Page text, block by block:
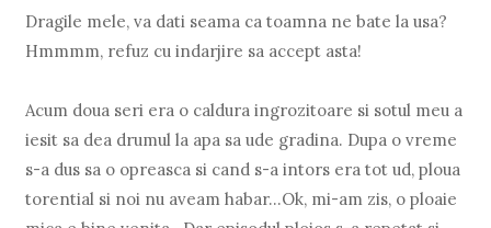
Dragile mele, va dati seama ca toamna ne bate la usa?
Hmmmm, refuz cu indarjire sa accept asta!
Acum doua seri era o caldura ingrozitoare si sotul meu a
iesit sa dea drumul la apa sa ude gradina. Dupa o vreme
s-a dus sa o opreasca si cand s-a intors era tot ud, ploua
torential si noi nu aveam habar...Ok, mi-am zis, o ploaie